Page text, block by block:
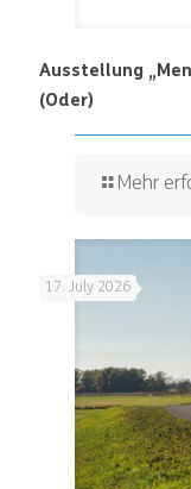
Ausstellung
(Oder)
Mehr
17. July 2026